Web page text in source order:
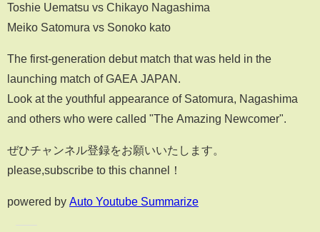
Toshie Uematsu vs Chikayo Nagashima
Meiko Satomura vs Sonoko kato
The first-generation debut match that was held in the
launching match of GAEA JAPAN.
Look at the youthful appearance of Satomura, Nagashima
and others who were called "The Amazing Newcomer".
ぜひチャンネル登録をお願いいたします。
please,subscribe to this channel！
powered by Auto Youtube Summarize